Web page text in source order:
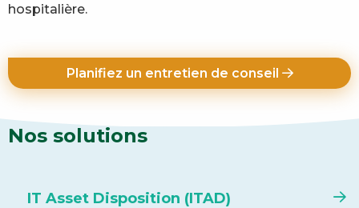
hospitalière.
Planifiez un entretien de conseil
Nos solutions
IT Asset Disposition (ITAD)